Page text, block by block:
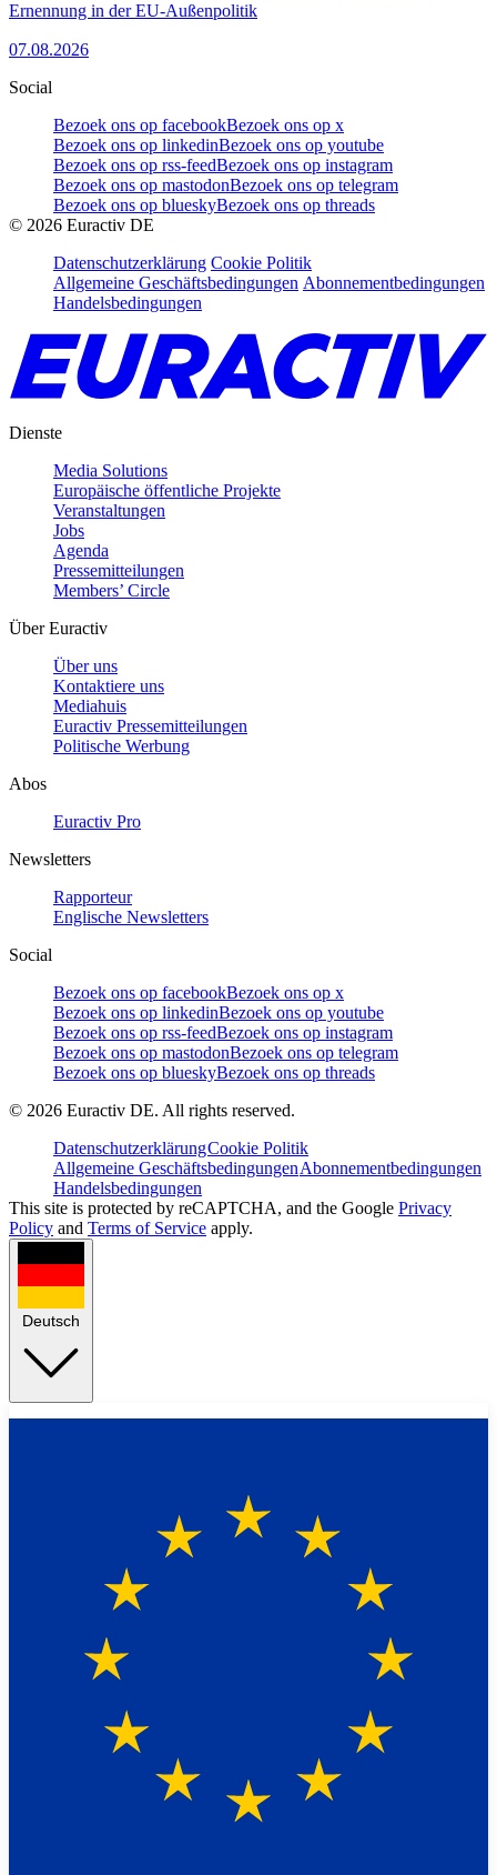
Ernennung in der EU-Außenpolitik
07.08.2026
Social
Bezoek ons op facebookBezoek ons op x
Bezoek ons op linkedinBezoek ons op youtube
Bezoek ons op rss-feedBezoek ons op instagram
Bezoek ons op mastodonBezoek ons op telegram
Bezoek ons op blueskyBezoek ons op threads
© 2026 Euractiv DE
Datenschutzerklärung Cookie Politik
Allgemeine Geschäftsbedingungen Abonnementbedingungen
Handelsbedingungen
Dienste
Media Solutions
Europäische öffentliche Projekte
Veranstaltungen
Jobs
Agenda
Pressemitteilungen
Members’ Circle
Über Euractiv
Über uns
Kontaktiere uns
Mediahuis
Euractiv Pressemitteilungen
Politische Werbung
Abos
Euractiv Pro
Newsletters
Rapporteur
Englische Newsletters
Social
Bezoek ons op facebookBezoek ons op x
Bezoek ons op linkedinBezoek ons op youtube
Bezoek ons op rss-feedBezoek ons op instagram
Bezoek ons op mastodonBezoek ons op telegram
Bezoek ons op blueskyBezoek ons op threads
© 2026 Euractiv DE. All rights reserved.
DatenschutzerklärungCookie Politik
Allgemeine GeschäftsbedingungenAbonnementbedingungen
Handelsbedingungen
This site is protected by reCAPTCHA, and the Google Privacy
Policy and Terms of Service apply.
Deutsch